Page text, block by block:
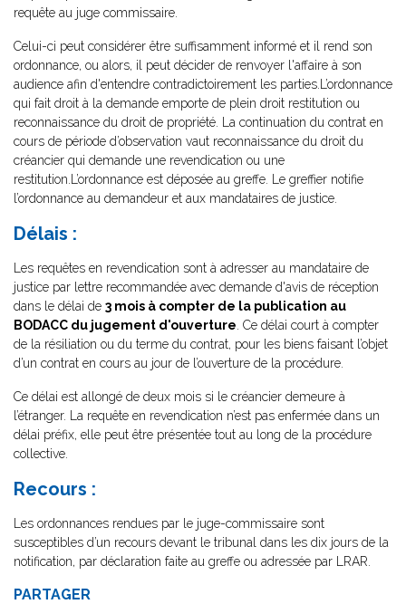
requête au juge commissaire.
Celui-ci peut considérer être suffisamment informé et il rend son
ordonnance, ou alors, il peut décider de renvoyer l'affaire à son
audience afin d'entendre contradictoirement les parties.L’ordonnance
qui fait droit à la demande emporte de plein droit restitution ou
reconnaissance du droit de propriété. La continuation du contrat en
cours de période d’observation vaut reconnaissance du droit du
créancier qui demande une revendication ou une
restitution.L’ordonnance est déposée au greffe. Le greffier notifie
l’ordonnance au demandeur et aux mandataires de justice.
Délais :
Les requêtes en revendication sont à adresser au mandataire de
justice par lettre recommandée avec demande d'avis de réception
dans le délai de 3 mois à compter de la publication au
BODACC du jugement d'ouverture . Ce délai court à compter
de la résiliation ou du terme du contrat, pour les biens faisant l’objet
d’un contrat en cours au jour de l’ouverture de la procédure.
Ce délai est allongé de deux mois si le créancier demeure à
l’étranger. La requête en revendication n’est pas enfermée dans un
délai préfix, elle peut être présentée tout au long de la procédure
collective.
Recours :
Les ordonnances rendues par le juge-commissaire sont
susceptibles d’un recours devant le tribunal dans les dix jours de la
notification, par déclaration faite au greffe ou adressée par LRAR.
PARTAGER